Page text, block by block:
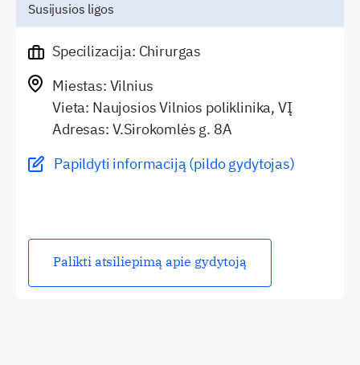
Susijusios ligos
Specilizacija: Chirurgas
Miestas: Vilnius
Vieta: Naujosios Vilnios poliklinika, VĮ
Adresas: V.Sirokomlės g. 8A
Papildyti informaciją (pildo gydytojas)
Palikti atsiliepimą apie gydytoją